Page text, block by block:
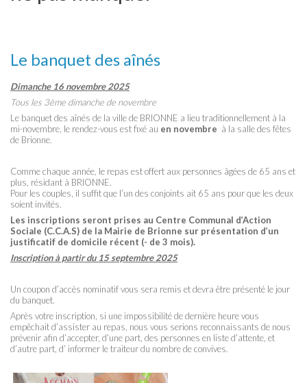
Le banquet des aînés
Dimanche 16 novembre 2025
Tous les 3ème dimanche de novembre
Le banquet des aînés de la ville de BRIONNE a lieu traditionnellement à la
mi-novembre, le rendez-vous est fixé au en novembre à la salle des fêtes
de Brionne.
Comme chaque année, le repas est offert aux personnes âgées de 65 ans et
plus, résidant à BRIONNE.
Pour les couples, il suffit que l’un des conjoints ait 65 ans pour que les deux
soient invités.
Les inscriptions seront prises au Centre Communal d’Action
Sociale (C.C.A.S) de la Mairie de Brionne sur présentation d’un
justificatif de domicile récent (- de 3 mois).
Inscription à partir du 15 septembre 2025
Un coupon d’accès nominatif vous sera remis et devra être présenté le jour
du banquet.
Après votre inscription, si une impossibilité de dernière heure vous
empêchait d’assister au repas, nous vous serions reconnaissants de nous
prévenir afin d’accepter, d’une part, des personnes en liste d’attente, et
d’autre part, d’ informer le traiteur du nombre de convives.